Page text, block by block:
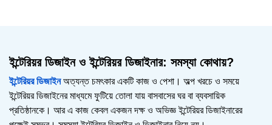
ইন্টেরিয়র ডিজাইন ও ইন্টেরিয়র ডিজাইনার: সমস্যা কোথায়?
ইন্টেরিয়র ডিজাইনঅত্যন্ত চমৎকার একটি কাজ ও পেশা। অল্প খরচে ও সময়ে
ইন্টেরিয়র ডিজাইনের মাধ্যমে ফুটিয়ে তোলা যায় বাসবাসের ঘর বা ব্যবসায়িক
প্রতিষ্ঠানকে। আর এ কাজ কেবল একজন দক্ষ ও অভিজ্ঞ ইন্টেরিয়র ডিজাইনারের